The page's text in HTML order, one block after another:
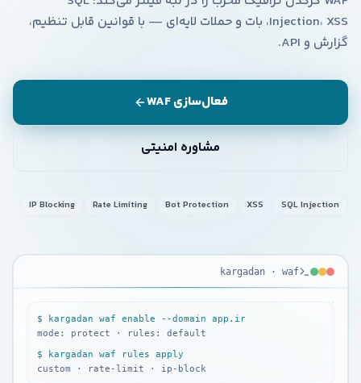
Injection، XSS، بات و حملات لایه‌ای — با قوانین قابل تنظیم،
گزارش و API.
فعال‌سازی WAF
مشاوره امنیتی
SQL Injection
XSS
Bot Protection
Rate Limiting
IP Blocking
kargadan · waf
KARGADAN
· WAF
$ kargadan waf enable --domain app.ir
mode: protect · rules: default
$ kargadan waf rules apply
custom · rate-limit · ip-block